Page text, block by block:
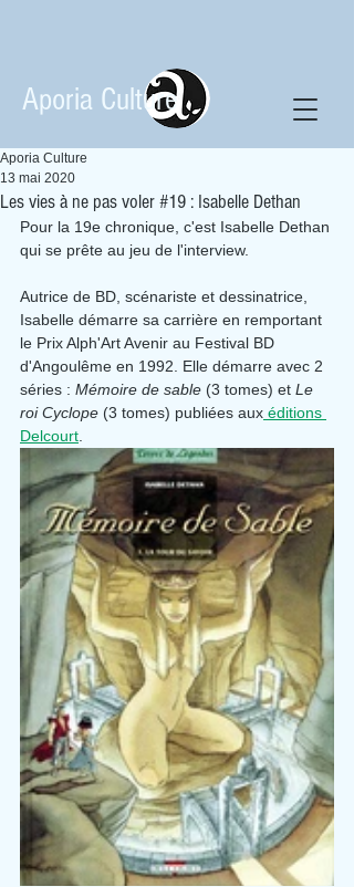
Aporia Culture
Les vies à ne pas voler #19 : Isabelle Dethan
Aporia Culture
13 mai 2020
Pour la 19e chronique, c'est Isabelle Dethan
qui se prête au jeu de l'interview.
Autrice de BD, scénariste et dessinatrice,
Isabelle démarre sa carrière en remportant
le Prix Alph'Art Avenir au Festival BD
d'Angoulême en 1992. Elle démarre avec 2
séries : Mémoire de sable (3 tomes) et Le
roi Cyclope (3 tomes) publiées aux éditions
Delcourt